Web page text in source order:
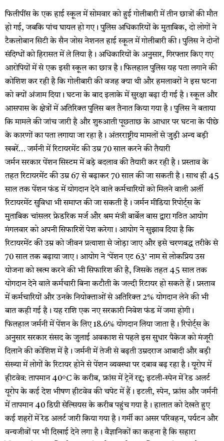
फिलीपींस के एक हाई स्कूल में सोमवार को हुई गोलीबारी में तीन छात्रों की मौत
हो गई, जबकि पांच घायल हो गए। पुलिस अधिकारियों के मुताबिक, दो लोगों ने
टैकलोबान सिटी के सैन जोस नेशनल हाई स्कूल में गोलीबारी की। पुलिस ने दोनों
संदिग्धों को हिरासत में ले लिया है। अधिकारियों के अनुसार, गिरफ्तार किए गए
आरोपियों में से एक इसी स्कूल का छात्र है। फिलहाल पुलिस यह पता लगाने की
कोशिश कर रही है कि गोलीबारी की वजह क्या थी और हमलावरों ने इस घटना
को क्यों अंजाम दिया। घटना के बाद इलाके में सुरक्षा बढ़ा दी गई है। स्कूल और
आसपास के क्षेत्रों में अतिरिक्त पुलिस बल तैनात किया गया है। पुलिस ने बताया
कि मामले की जांच जारी है और शुरुआती पूछताछ के आधार पर घटना के पीछे
के कारणों का पता लगाया जा रहा है। अंतरराष्ट्रीय मामलों से जुड़ी अन्य बड़ी
खबरें… जर्मनी में रिटायरमेंट की उम्र 70 साल करने की तैयारी
जर्मन सरकार पेंशन सिस्टम में बड़े बदलाव की तैयारी कर रही है। प्रस्ताव के
तहत रिटायरमेंट की उम्र 67 से बढ़ाकर 70 साल की जा सकती है। साथ ही 45
साल तक पेंशन फंड में योगदान देने वाले कर्मचारियों को मिलने वाली अर्ली
रिटायरमेंट सुविधा भी समाप्त की जा सकती है। जर्मन मीडिया रिपोर्ट्स के
मुताबिक चांसलर फ्रेडरिक मर्ज और श्रम मंत्री बार्बेल बास द्वारा गठित आयोग
मंगलवार को अपनी सिफारिशें पेश करेगा। आयोग ने सुझाव दिया है कि
रिटायरमेंट की उम्र को जीवन प्रत्याशा से जोड़ा जाए और इसे चरणबद्ध तरीके से
70 साल तक बढ़ाया जाए। आयोग ने ‘पेंशन एट 63’ नाम से लोकप्रिय उस
योजना को खत्म करने की भी सिफारिश की है, जिसके तहत 45 साल तक
योगदान देने वाले कर्मचारी बिना कटौती के जल्दी रिटायर हो सकते हैं। प्रस्ताव
में कर्मचारियों और उनके नियोक्ताओं से अतिरिक्त 2% योगदान लेने की भी
बात कही गई है। यह राशि एक नए सरकारी निवेश फंड में जमा होगी।
फिलहाल जर्मनी में पेंशन के लिए 18.6% योगदान लिया जाता है। रिपोर्ट्स के
अनुसार सरकार संसद के जुलाई अवकाश से पहले इस सुधार पैकेज को मंजूरी
दिलाने की कोशिश में है। जर्मनी में तेजी से बढ़ती उम्रदराज आबादी और बड़ी
संख्या में लोगों के रिटायर होने से पेंशन व्यवस्था पर दबाव बढ़ रहा है। यूरोप में
हीटवेव: तापमान 40°C के करीब, फ्रांस में ट्रेनें रद्द; इटली-स्पेन में रेड अलर्ट
यूरोप के कई देश भीषण हीटवेव की चपेट में हैं। इटली, स्पेन, फ्रांस और जर्मनी
में तापमान 40 डिग्री सेल्सियस के करीब पहुंच गया है। हालात को देखते हुए
कई शहरों में रेड अलर्ट जारी किया गया है। गर्मी का असर परिवहन, पर्यटन और
वन्यजीवों पर भी दिखाई देने लगा है। वैज्ञानिकों का कहना है कि सहारा